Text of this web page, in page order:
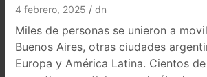
4 febrero, 2025 dn
Miles de personas se unieron a
Buenos Aires, otras ciudades
Europa y América Latina. Cientos